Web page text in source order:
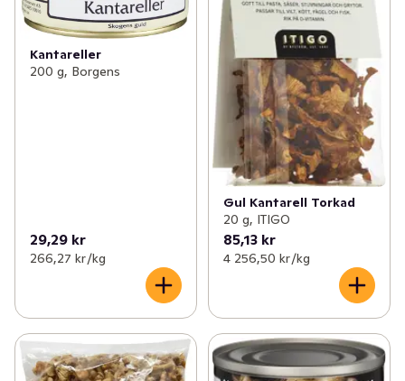
Kantareller
200 g, Borgens
29,29 kr
266,27 kr /kg
Gul Kantarell Torkad
20 g, ITIGO
85,13 kr
4 256,50 kr /kg